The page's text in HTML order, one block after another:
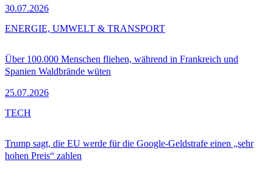
30.07.2026
Über 100.000 Menschen fliehen, während in Frankreich und
Spanien Waldbrände wüten
25.07.2026
ENERGIE, UMWELT & TRANSPORT
Trump sagt, die EU werde für die Google-Geldstrafe einen „sehr
hohen Preis“ zahlen
TECH